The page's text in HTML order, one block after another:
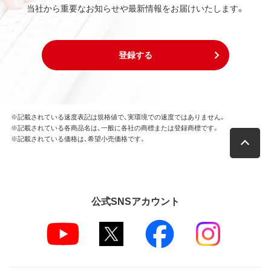
当社から重要なお知らせや最新情報をお届けいたします。
登録する
※記載されている速度表記は規格値で、実環境での速度ではありません。
※記載されている各商品名は、一般に各社の商標または登録商標です。
※記載されている価格は、希望小売価格です。
公式SNSアカウント